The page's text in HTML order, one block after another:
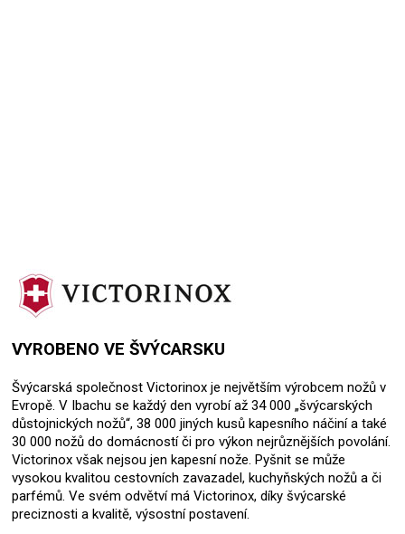
VYROBENO VE ŠVÝCARSKU
Švýcarská společnost Victorinox je největším výrobcem nožů v
Evropě. V Ibachu se každý den vyrobí až 34 000 „švýcarských
důstojnických nožů“, 38 000 jiných kusů kapesního náčiní a také
30 000 nožů do domácností či pro výkon nejrůznějších povolání.
Victorinox však nejsou jen kapesní nože. Pyšnit se může
vysokou kvalitou cestovních zavazadel, kuchyňských nožů a či
parfémů. Ve svém odvětví má Victorinox, díky švýcarské
preciznosti a kvalitě, výsostní postavení.